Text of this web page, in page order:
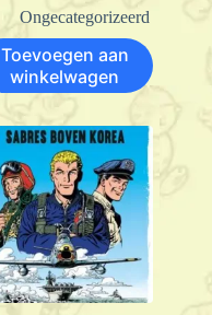
Ongecategorizeerd
Toevoegen aan
winkelwagen